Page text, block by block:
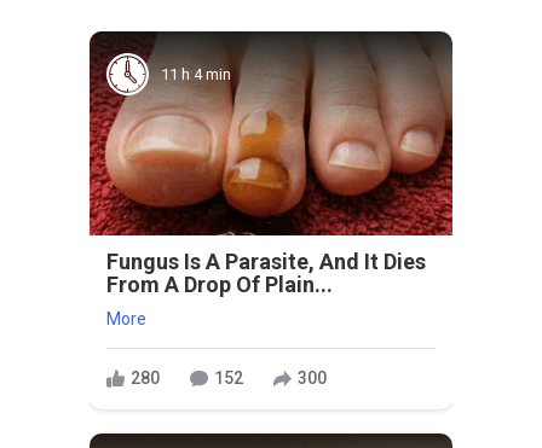
11 h 4 min
Fungus Is A Parasite, And It Dies
From A Drop Of Plain...
More
280 152 300